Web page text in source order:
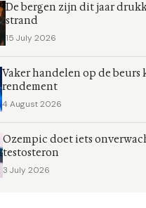
De bergen zijn dit jaar
strand
15 July 2026
Vaker handelen op de beurs
rendement
4 August 2026
Ozempic doet iets
testosteron
3 July 2026